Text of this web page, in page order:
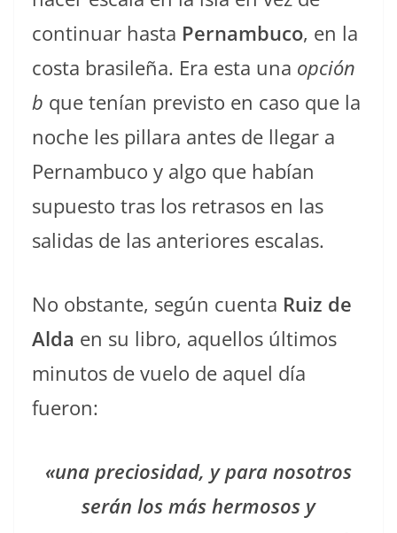
continuar hasta Pernambuco, en la
costa brasileña. Era esta una opción
b que tenían previsto en caso que la
noche les pillara antes de llegar a
Pernambuco y algo que habían
supuesto tras los retrasos en las
salidas de las anteriores escalas.
No obstante, según cuenta Ruiz de
Alda en su libro, aquellos últimos
minutos de vuelo de aquel día
fueron:
«una preciosidad, y para nosotros
serán los más hermosos y